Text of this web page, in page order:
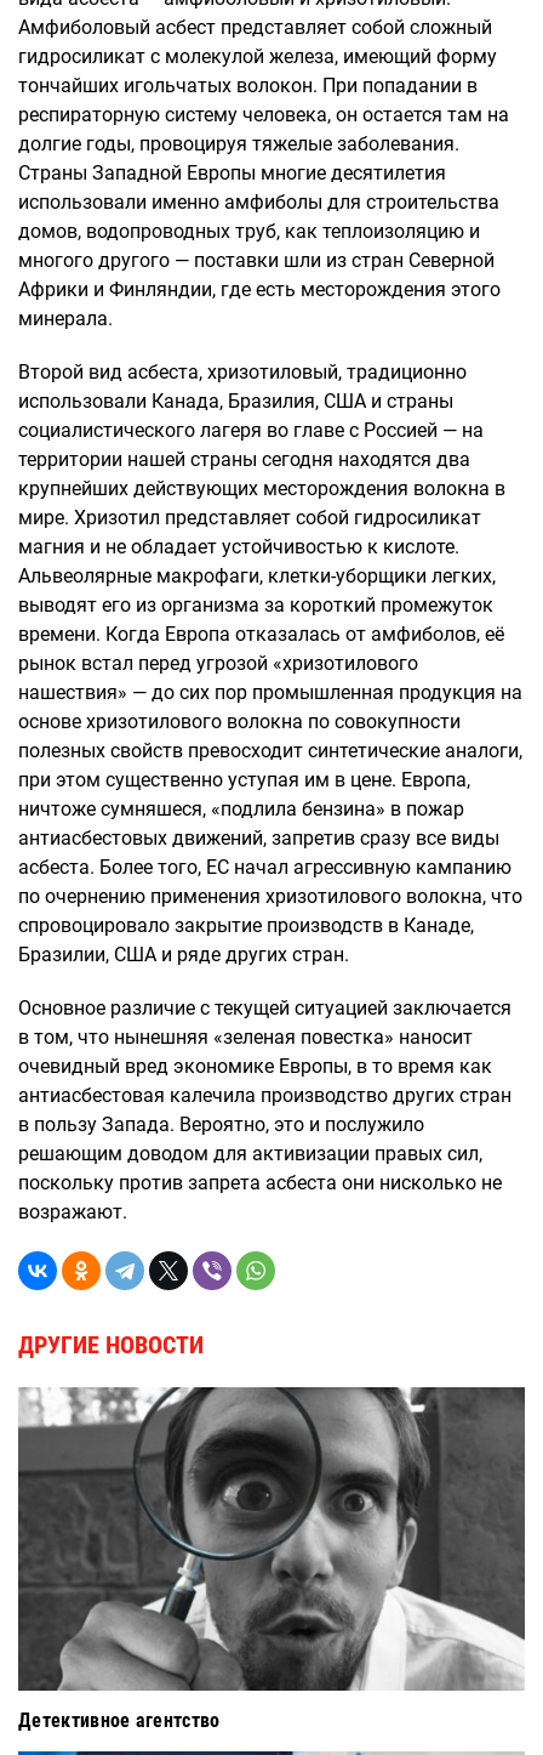
Амфиболовый асбест представляет собой сложный
гидросиликат с молекулой железа, имеющий форму
тончайших игольчатых волокон. При попадании в
респираторную систему человека, он остается там на
долгие годы, провоцируя тяжелые заболевания.
Страны Западной Европы многие десятилетия
использовали именно амфиболы для строительства
домов, водопроводных труб, как теплоизоляцию и
многого другого — поставки шли из стран Северной
Африки и Финляндии, где есть месторождения этого
минерала.
Второй вид асбеста, хризотиловый, традиционно
использовали Канада, Бразилия, США и страны
социалистического лагеря во главе с Россией — на
территории нашей страны сегодня находятся два
крупнейших действующих месторождения волокна в
мире. Хризотил представляет собой гидросиликат
магния и не обладает устойчивостью к кислоте.
Альвеолярные макрофаги, клетки-уборщики легких,
выводят его из организма за короткий промежуток
времени. Когда Европа отказалась от амфиболов, её
рынок встал перед угрозой «хризотилового
нашествия» — до сих пор промышленная продукция на
основе хризотилового волокна по совокупности
полезных свойств превосходит синтетические аналоги,
при этом существенно уступая им в цене. Европа,
ничтоже сумняшеся, «подлила бензина» в пожар
антиасбестовых движений, запретив сразу все виды
асбеста. Более того, ЕС начал агрессивную кампанию
по очернению применения хризотилового волокна, что
спровоцировало закрытие производств в Канаде,
Бразилии, США и ряде других стран.
Основное различие с текущей ситуацией заключается
в том, что нынешняя «зеленая повестка» наносит
очевидный вред экономике Европы, в то время как
антиасбестовая калечила производство других стран
в пользу Запада. Вероятно, это и послужило
решающим доводом для активизации правых сил,
поскольку против запрета асбеста они нисколько не
возражают.
ДРУГИЕ НОВОСТИ
Детективное агентство